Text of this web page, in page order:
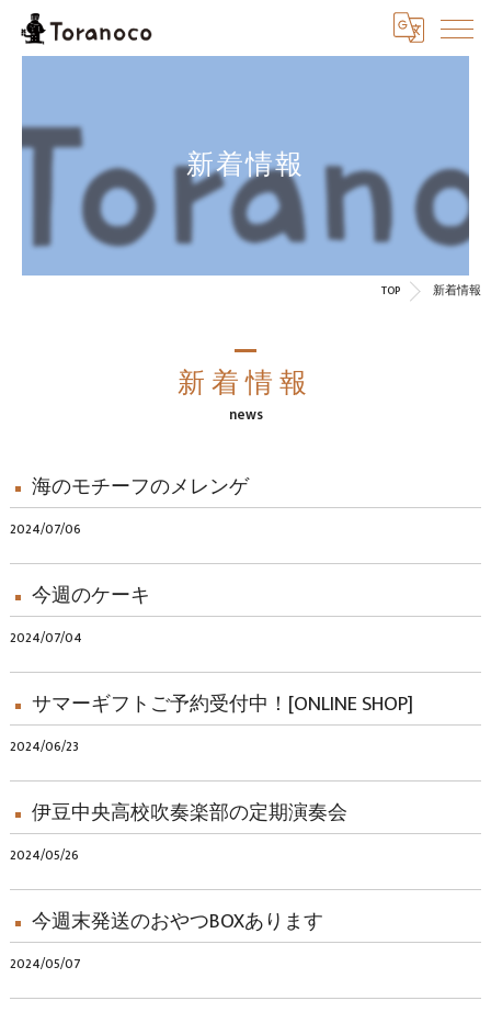
新着情報
TOP 新着情報
新着情報
news
海のモチーフのメレンゲ
2024/07/06
今週のケーキ
2024/07/04
サマーギフトご予約受付中！[ONLINE SHOP]
2024/06/23
伊豆中央高校吹奏楽部の定期演奏会
2024/05/26
今週末発送のおやつBOXあります
2024/05/07